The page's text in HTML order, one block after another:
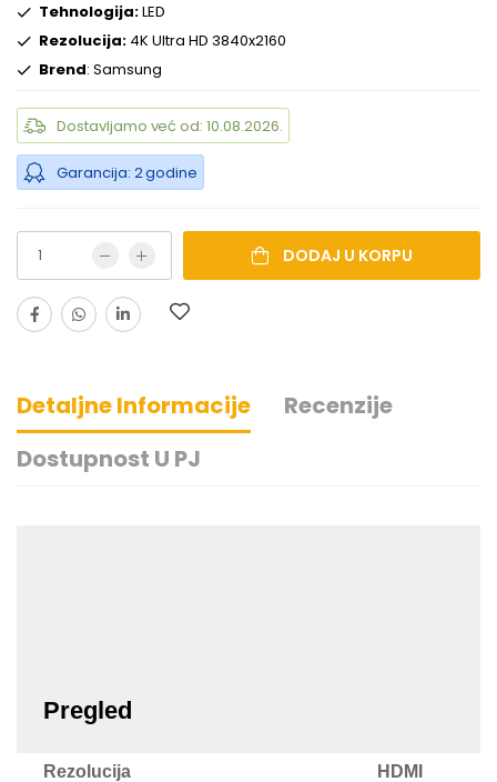
Tehnologija:LED
Rezolucija: 4K Ultra HD 3840x2160
Brend: Samsung
Dostavljamo već od: 10.08.2026.
Garancija: 2 godine
DODAJ U KORPU
Detaljne Informacije
Recenzije
Dostupnost U PJ
Pregled
Rezolucija HDMI